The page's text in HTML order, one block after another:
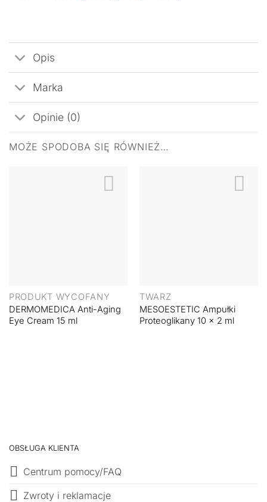
Opis
Marka
Opinie (0)
MOŻE SPODOBA SIĘ RÓWNIEŻ…
PRODUKT WYCOFANY
DERMOMEDICA Anti-Aging
Eye Cream 15 ml
TWARZ
MESOESTETIC Ampułki
Proteoglikany 10 x 2 ml
OBSŁUGA KLIENTA
Centrum pomocy/FAQ
Zwroty i reklamacje